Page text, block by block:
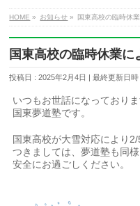
HOME » お知らせ » 国東高校の臨時休
国東高校の臨時休業に
投稿日 : 2025年2月4日 最終更新日時
いつもお世話になっておりま
国東夢道塾です。
国東高校が大雪対応により
つきましては、夢道塾も同様
安全にお過ごしください。